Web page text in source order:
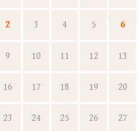
2 3 4 5 6
9 10 11 12 13
16 17 18 19 20
23 24 25 26 27